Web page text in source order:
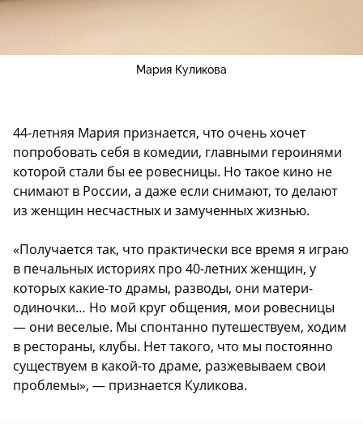
Мария Куликова
44-летняя Мария признается, что очень хочет
попробовать себя в комедии, главными героинями
которой стали бы ее ровесницы. Но такое кино не
снимают в России, а даже если снимают, то делают
из женщин несчастных и замученных жизнью.
«Получается так, что практически все время я играю
в печальных историях про 40-летних женщин, у
которых какие-то драмы, разводы, они матери-
одиночки… Но мой круг общения, мои ровесницы
— они веселые. Мы спонтанно путешествуем, ходим
в рестораны, клубы. Нет такого, что мы постоянно
существуем в какой-то драме, разжевываем свои
проблемы», — признается Куликова.